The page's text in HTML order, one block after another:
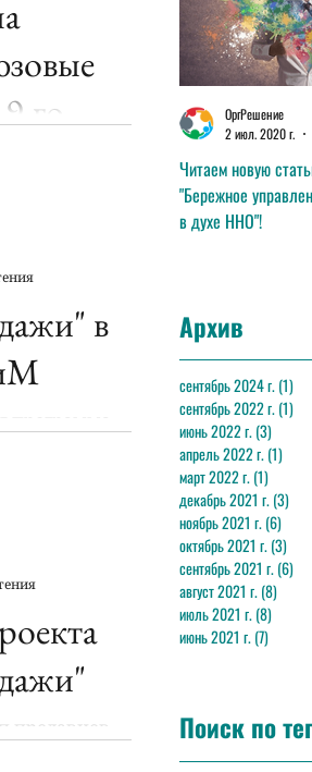
го
в
программа,
продавцов
Читаем новую
"Бережное
в духе ННО"!
ОргРешение
2 июл. 2020 г.
Архив
сентябрь 2024 г.(1)
сентябрь 2022 г.(1)
июнь 2022 г.(3)
апрель 2022 г.(1)
март 2022 г.(1)
декабрь 2021 г.(3)
ноябрь 2021 г.(6)
октябрь 2021 г.(3)
сентябрь 2021 г.(6)
август 2021 г.(8)
июль 2021 г.(8)
июнь 2021 г.(7)
Поиск по